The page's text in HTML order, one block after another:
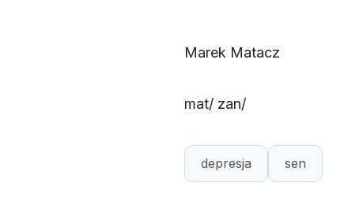
Marek Matacz
mat/ zan/
depresja sen